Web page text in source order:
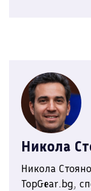
Никола
Никола
TopGear.bg,